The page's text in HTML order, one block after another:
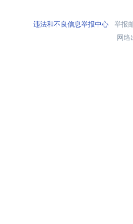
违法和不良信息举报中心举报
网